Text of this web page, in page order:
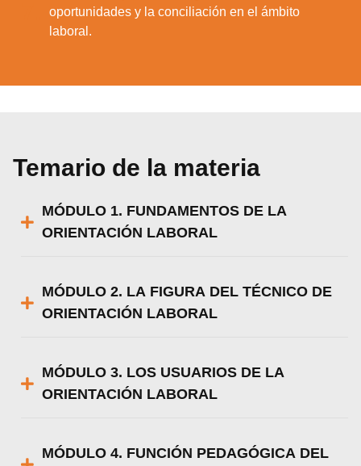
oportunidades y la conciliación en el ámbito
laboral.
Temario de la materia
MÓDULO 1. FUNDAMENTOS DE LA
ORIENTACIÓN LABORAL
MÓDULO 2. LA FIGURA DEL TÉCNICO DE
ORIENTACIÓN LABORAL
MÓDULO 3. LOS USUARIOS DE LA
ORIENTACIÓN LABORAL
MÓDULO 4. FUNCIÓN PEDAGÓGICA DEL